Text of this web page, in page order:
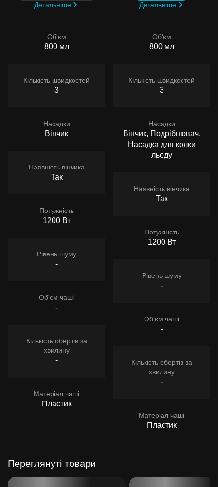
Детальніше
Об'єм
800 мл
Кількість швидкостей
3
Насадки
Вінчик
Наявність вінчика
Так
Потужність
1200 Вт
Рівень шуму
-
Об'єм чаші
-
Кількість обертів за
хвилину
-
Матеріал чаші
Пластик
Детальніше
Об'єм
800 мл
Кількість швидкостей
3
Насадки
Вінчик, Подрібнювач,
Насадка для колки
льоду
Наявність вінчика
Так
Потужність
1200 Вт
Рівень шуму
-
Об'єм чаші
-
Кількість обертів за
хвилину
-
Матеріал чаші
Пластик
Переглянуті товари